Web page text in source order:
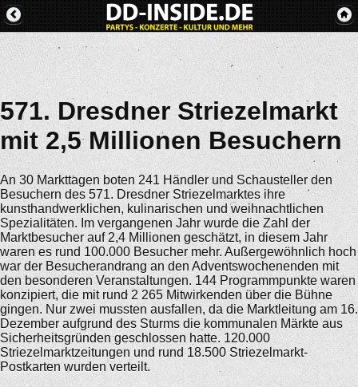
571. Dresdner Striezelmarkt
mit 2,5 Millionen Besuchern
An 30 Markttagen boten 241 Händler und Schausteller den
Besuchern des 571. Dresdner Striezelmarktes ihre
kunsthandwerklichen, kulinarischen und weihnachtlichen
Spezialitäten. Im vergangenen Jahr wurde die Zahl der
Marktbesucher auf 2,4 Millionen geschätzt, in diesem Jahr
waren es rund 100.000 Besucher mehr. Außergewöhnlich hoch
war der Besucherandrang an den Adventswochenenden mit
den besonderen Veranstaltungen. 144 Programmpunkte waren
konzipiert, die mit rund 2 265 Mitwirkenden über die Bühne
gingen. Nur zwei mussten ausfallen, da die Marktleitung am 16.
Dezember aufgrund des Sturms die kommunalen Märkte aus
Sicherheitsgründen geschlossen hatte. 120.000
Striezelmarktzeitungen und rund 18.500 Striezelmarkt-
Postkarten wurden verteilt.